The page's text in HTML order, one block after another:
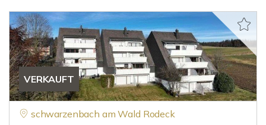
VERKAUFT
schwarzenbach am Wald Rodeck